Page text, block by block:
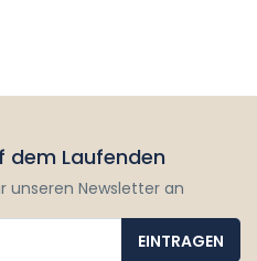
dem Laufenden
unseren Newsletter an